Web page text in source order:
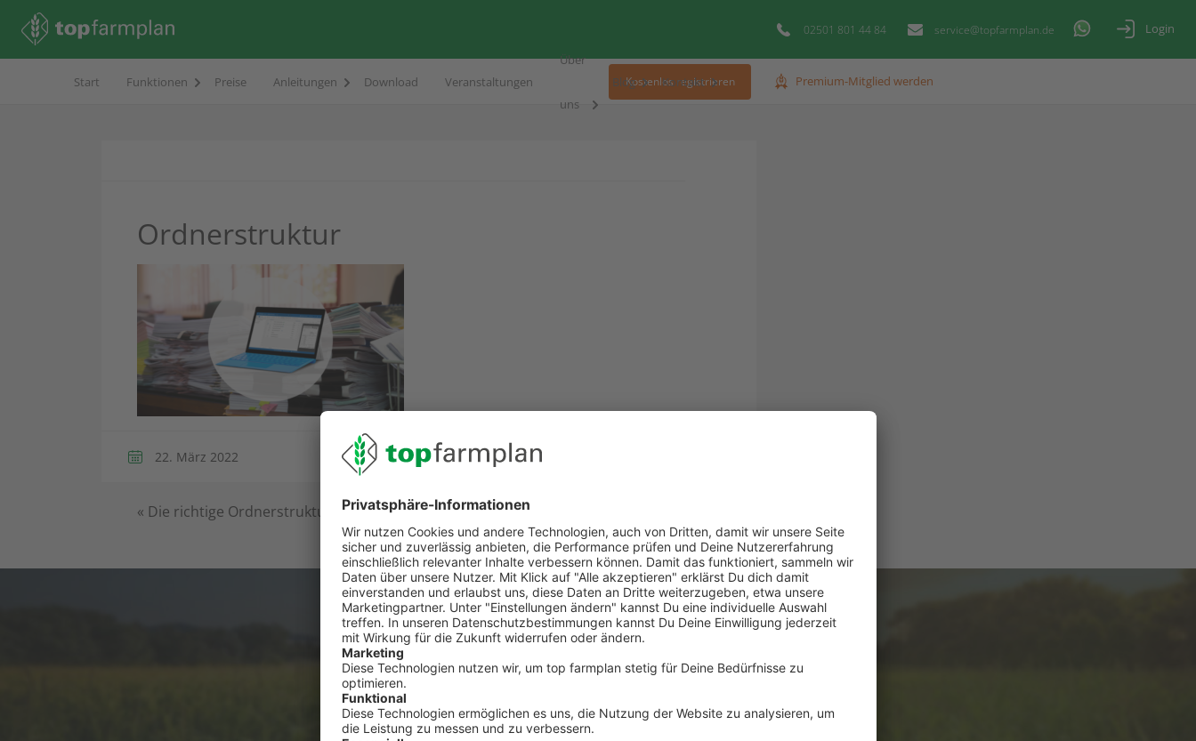
02501 801 44 84 service@topfarmplan.de Login
Start Funktionen Preise Anleitungen Download Veranstaltungen
Über
uns
Blog Kontakt
Kostenlos registrieren Premium-Mitglied werden
Ordnerstruktur
22. März 2022
« Die richtige Ordnerstruktur finden
Kontakt zum Kundenservice
Du hast Fragen zu top farmplan oder benötigst Unterstützung?